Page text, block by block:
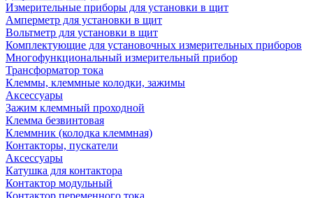
Измерительные приборы для установки в щит
Амперметр для установки в щит
Вольтметр для установки в щит
Комплектующие для установочных измерительных приборов
Многофункциональный измерительный прибор
Трансформатор тока
Клеммы, клеммные колодки, зажимы
Аксессуары
Зажим клеммный проходной
Клемма безвинтовая
Клеммник (колодка клеммная)
Контакторы, пускатели
Аксессуары
Катушка для контактора
Контактор модульный
Контактор переменного тока